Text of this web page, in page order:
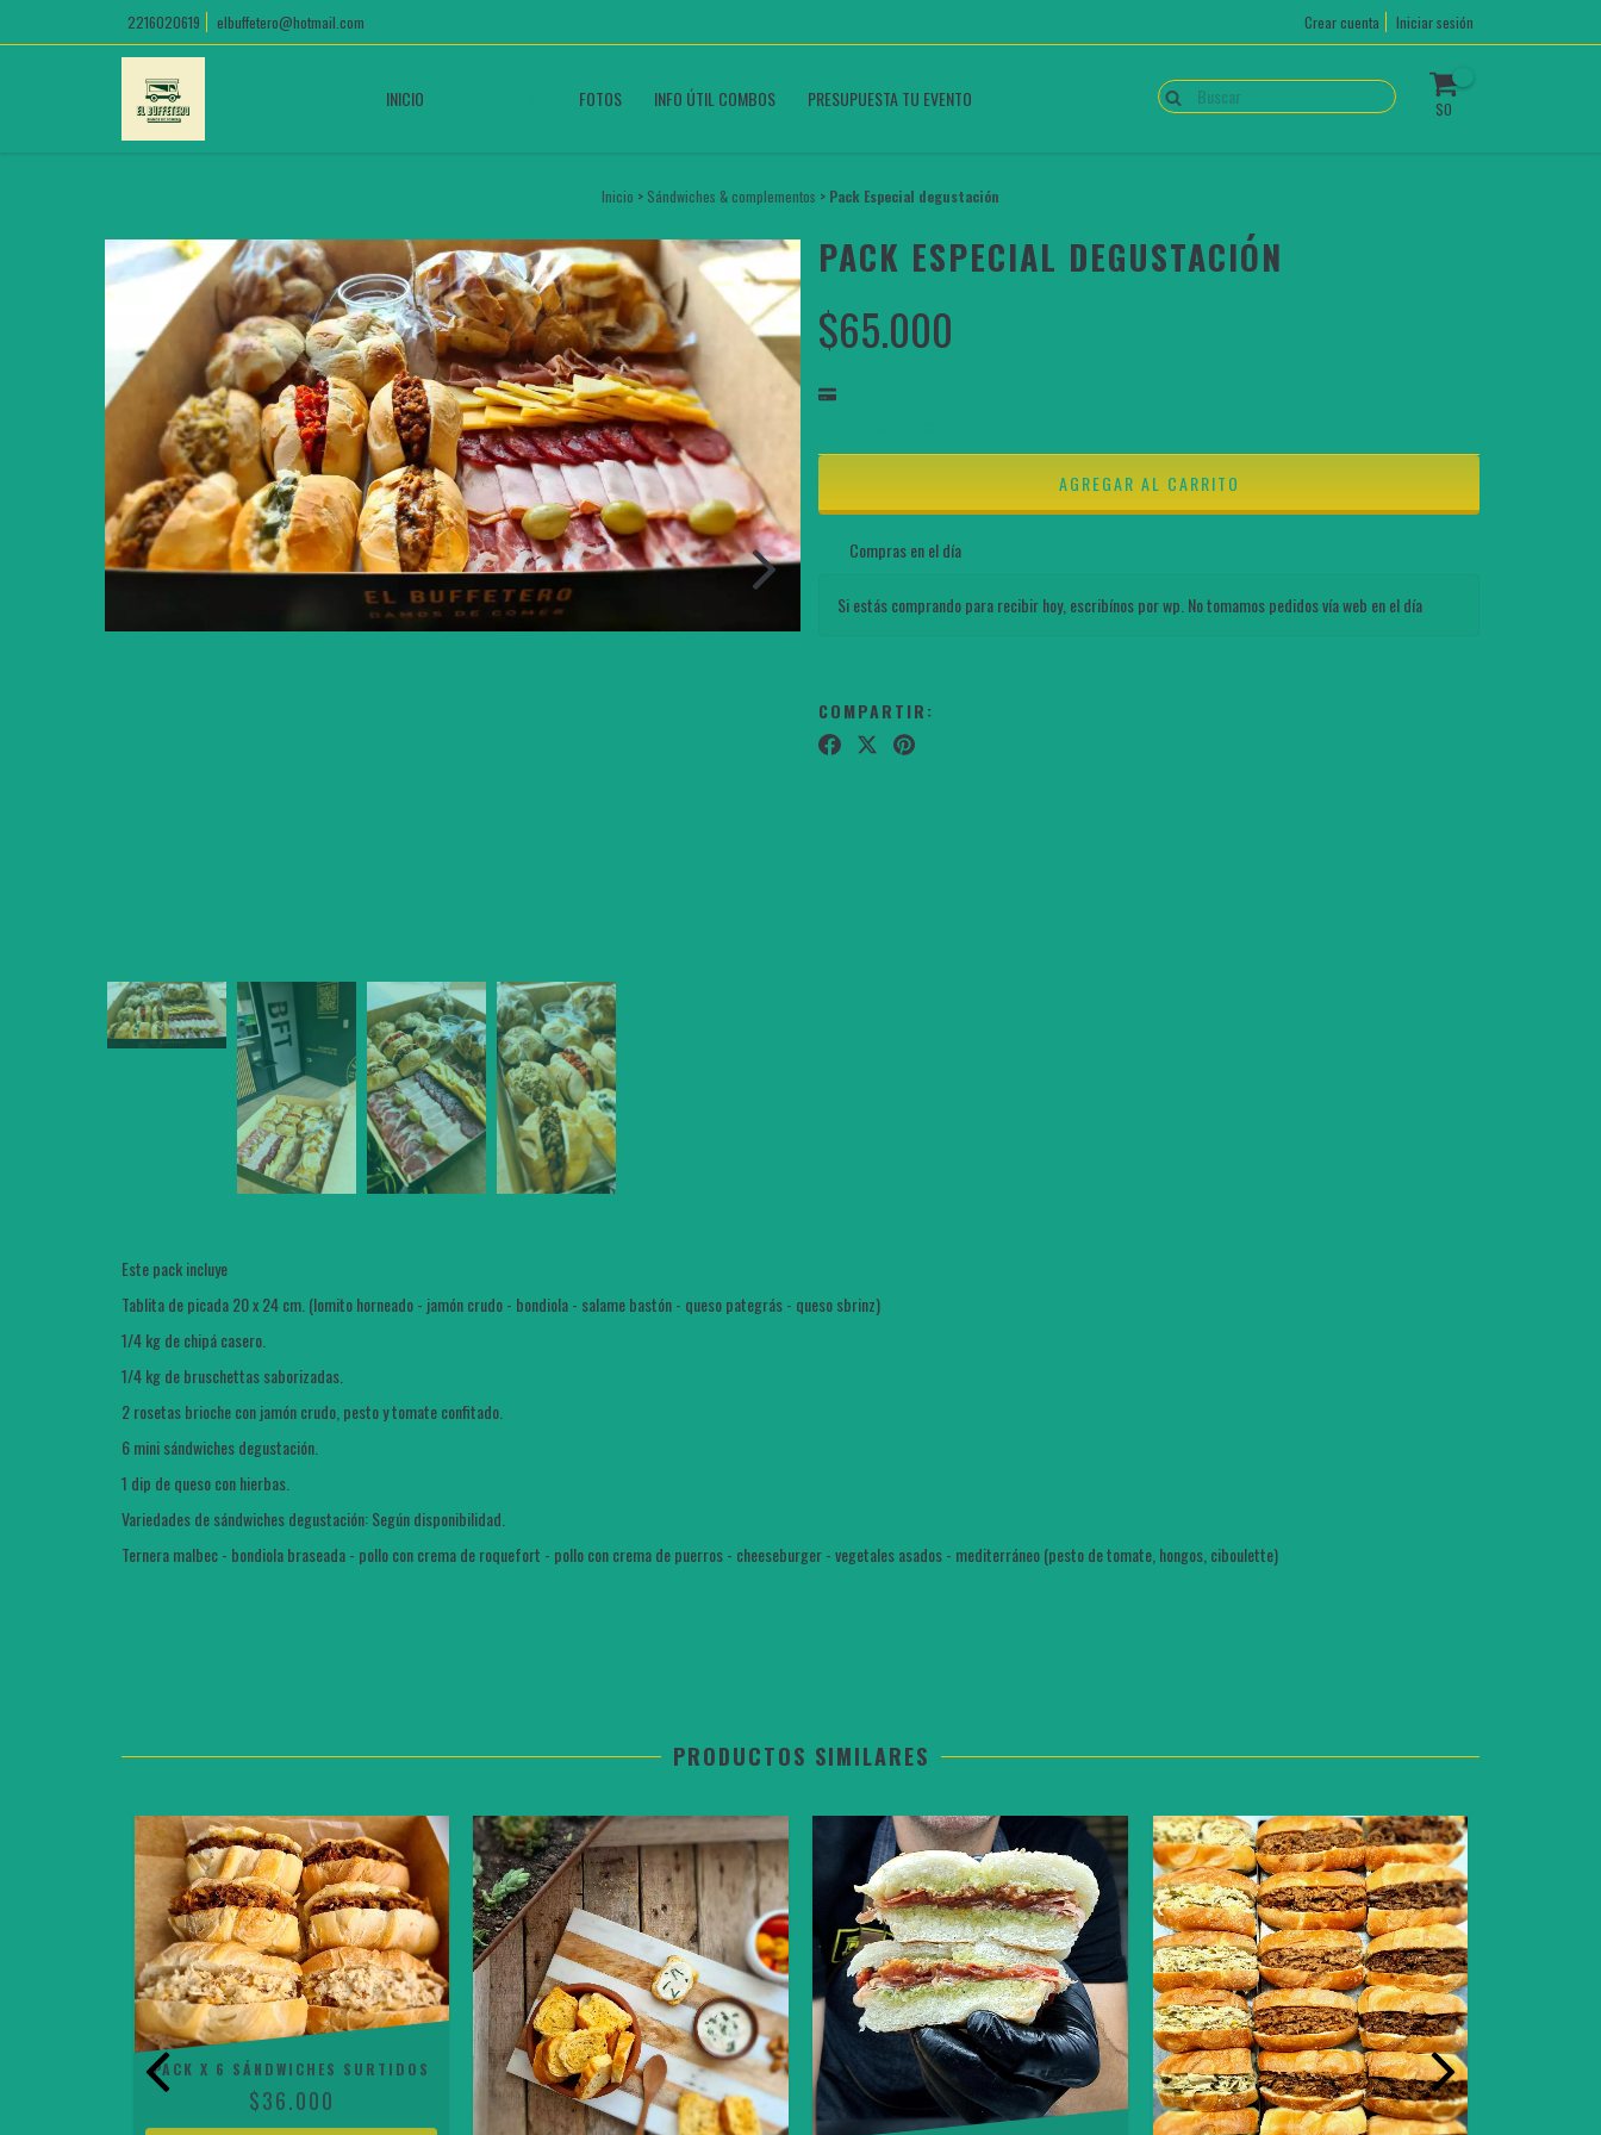
2216020619 elbuffetero@hotmail.com Crear cuenta Iniciar sesión
INICIO FOTOS INFO ÚTIL COMBOS PRESUPUESTA TU EVENTO $0
Inicio > Sándwiches & complementos > Pack Especial degustación
PACK ESPECIAL DEGUSTACIÓN
$65.000
Compras en el día
Si estás comprando para recibir hoy, escribínos por wp. No tomamos pedidos vía web en el día
COMPARTIR:
Este pack incluye
Tablita de picada 20 x 24 cm. (lomito horneado - jamón crudo - bondiola - salame bastón - queso pategrás - queso sbrinz)
1/4 kg de chipá casero.
1/4 kg de bruschettas saborizadas.
2 rosetas brioche con jamón crudo, pesto y tomate confitado.
6 mini sándwiches degustación.
1 dip de queso con hierbas.
Variedades de sándwiches degustación: Según disponibilidad.
Ternera malbec - bondiola braseada - pollo con crema de roquefort - pollo con crema de puerros - cheeseburger - vegetales asados - mediterráneo (pesto de tomate, hongos, ciboulette)
PRODUCTOS SIMILARES
PACK X 6 SÁNDWICHES SURTIDOS
$36.000